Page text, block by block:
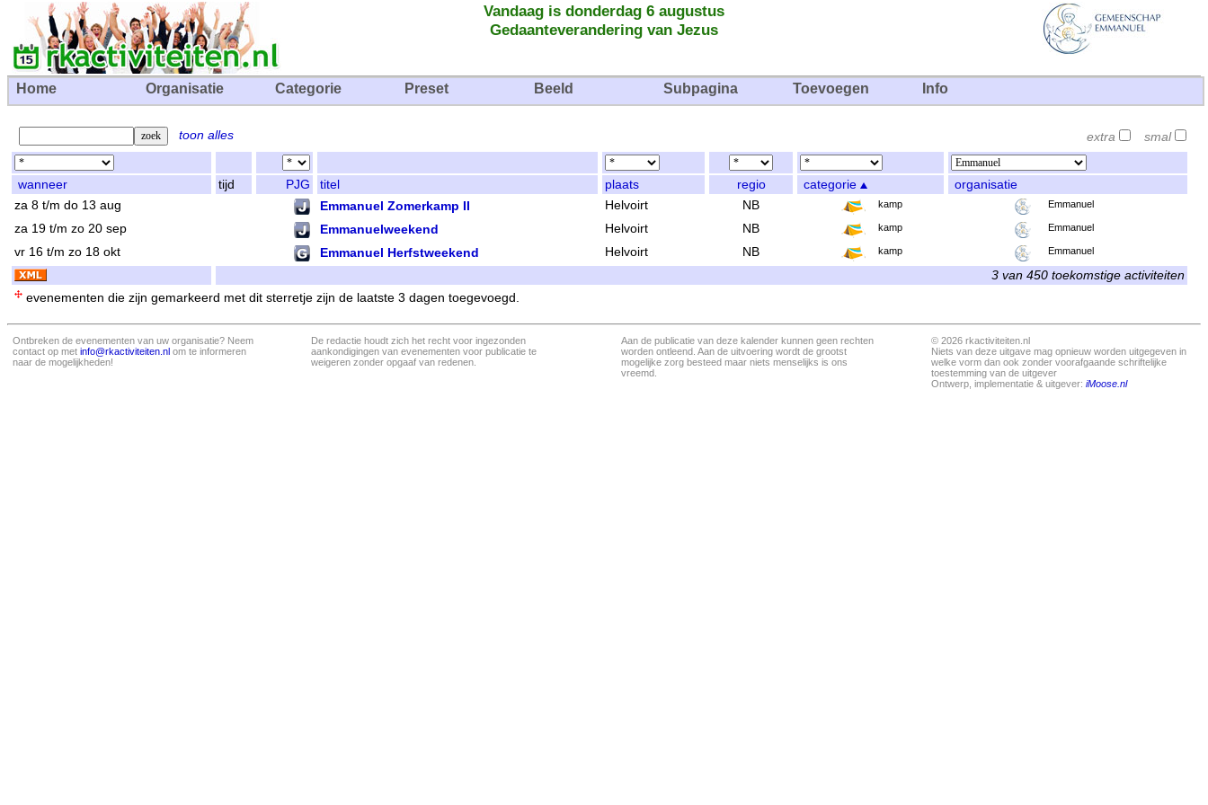
Vandaag is donderdag 6 augustus
Gedaanteverandering van Jezus
Home Organisatie Categorie Preset Beeld Subpagina Toevoegen Info
toon alles extra smal
wanneer tijd PJG titel plaats regio categorie
organisatie
za 8 t/m do 13 aug
Emmanuel Zomerkamp II Helvoirt NB kamp Emmanuel
za 19 t/m zo 20 sep Emmanuelweekend Helvoirt NB kamp Emmanuel
vr 16 t/m zo 18 okt Emmanuel Herfstweekend Helvoirt NB kamp Emmanuel
3 van 450 toekomstige activiteiten
evenementen die zijn gemarkeerd met dit sterretje zijn de laatste 3 dagen toegevoegd.
Ontbreken de evenementen van uw organisatie? Neem
contact op met info@rkactiviteiten.nl om te informeren
naar de mogelijkheden!
De redactie houdt zich het recht voor ingezonden
aankondigingen van evenementen voor publicatie te
weigeren zonder opgaaf van redenen.
Aan de publicatie van deze kalender kunnen geen rechten
worden ontleend. Aan de uitvoering wordt de grootst
mogelijke zorg besteed maar niets menselijks is ons
vreemd.
© 2026 rkactiviteiten.nl
Niets van deze uitgave mag opnieuw worden uitgegeven in
welke vorm dan ook zonder voorafgaande schriftelijke
toestemming van de uitgever
Ontwerp, implementatie & uitgever: iMoose.nl